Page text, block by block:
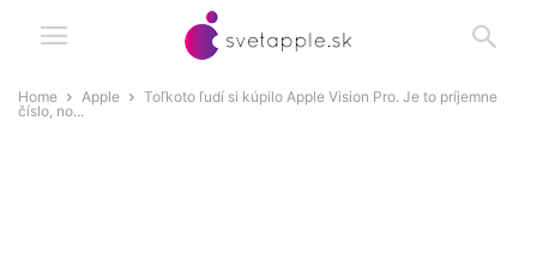
Home Apple
Toľkoto ľudí si kúpilo Apple Vision Pro. Je to príjemne
číslo, no...